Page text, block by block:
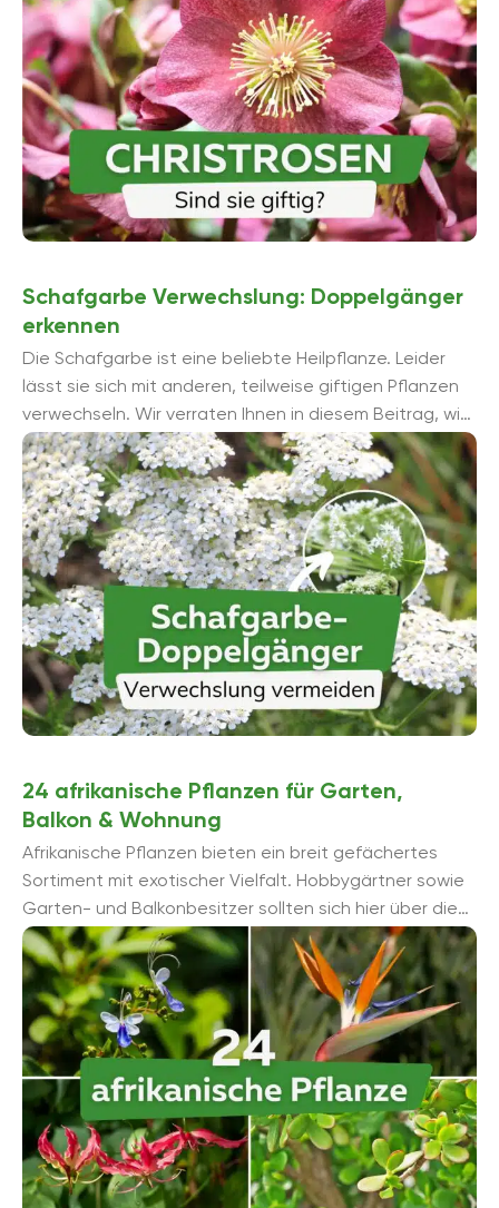
Schafgarbe Verwechslung: Doppelgänger
erkennen
Die Schafgarbe ist eine beliebte Heilpflanze. Leider
lässt sie sich mit anderen, teilweise giftigen Pflanzen
verwechseln. Wir verraten Ihnen in diesem Beitrag, wie
Sie die Doppelgänger erkennen und ...
24 afrikanische Pflanzen für Garten,
Balkon & Wohnung
Afrikanische Pflanzen bieten ein breit gefächertes
Sortiment mit exotischer Vielfalt. Hobbygärtner sowie
Garten- und Balkonbesitzer sollten sich hier über die
24 besten und beliebtesten Exemplare informieren.